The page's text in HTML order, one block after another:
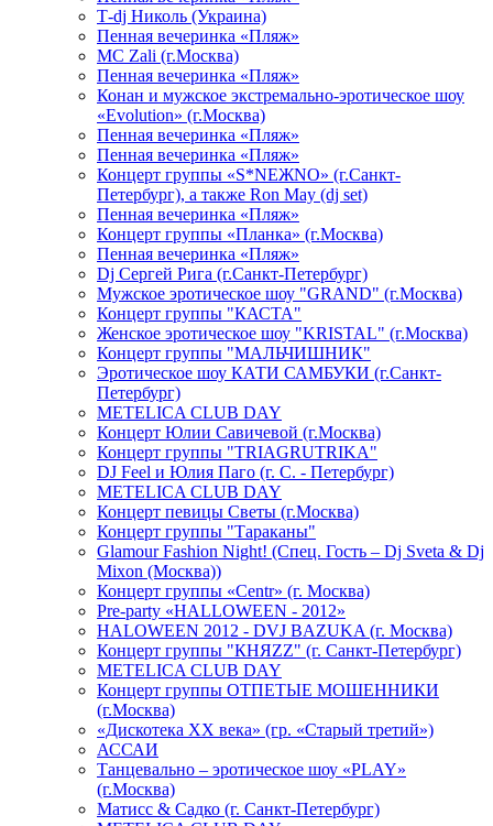
Т-dj Николь (Украина)
Пенная вечеринка «Пляж»
МС Zali (г.Москва)
Пенная вечеринка «Пляж»
Конан и мужское экстремально-эротическое шоу
«Evolution» (г.Москва)
Пенная вечеринка «Пляж»
Пенная вечеринка «Пляж»
Концерт группы «S*NEЖNO» (г.Санкт-
Петербург), а также Ron May (dj set)
Пенная вечеринка «Пляж»
Концерт группы «Планка» (г.Москва)
Пенная вечеринка «Пляж»
Dj Сергей Рига (г.Санкт-Петербург)
Мужское эротическое шоу "GRAND" (г.Москва)
Концерт группы "КАСТА"
Женское эротическое шоу "KRISTAL" (г.Москва)
Концерт группы "МАЛЬЧИШНИК"
Эротическое шоу КАТИ САМБУКИ (г.Санкт-
Петербург)
METELICA CLUB DAY
Концерт Юлии Савичевой (г.Москва)
Концерт группы "TRIAGRUTRIKA"
DJ Feel и Юлия Паго (г. С. - Петербург)
METELICA CLUB DAY
Концерт певицы Светы (г.Москва)
Концерт группы "Тараканы"
Glamour Fashion Night! (Спец. Гость – Dj Sveta & Dj
Mixon (Москва))
Концерт группы «Centr» (г. Москва)
Pre-party «HALLOWEEN - 2012»
HALOWEEN 2012 - DVJ BAZUKA (г. Москва)
Концерт группы "КНЯZZ" (г. Санкт-Петербург)
METELICA CLUB DAY
Концерт группы ОТПЕТЫЕ МОШЕННИКИ
(г.Москва)
«Дискотека ХХ века» (гр. «Старый третий»)
АССАИ
Танцевально – эротическое шоу «PLAY»
(г.Москва)
Матисс & Садко (г. Санкт-Петербург)